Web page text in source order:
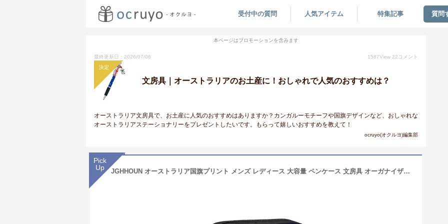
受付中の質問 人気アイテム 特集記事 質問
本ページはプロモーションを含みます
最終更新日：2026/07/06 1587View 22 コメント
決定
文房具｜オーストラリアのお土産に！おしゃれで人気のおすすめは？
オーストラリア文房具で、お土産に人気のおすすめはありますか？カンガルーモチーフや国旗デザインなど、おしゃれな
オーストラリアステーショナリーをプレゼントしたいです。もらって嬉しいおすすめを教えて！
ocruyo(オクルヨ)編集部
Pick
Up
JGHHOUN オーストラリア国旗プリント メンズ レディース 大容量 ペンケース 文房具 オーガナイザー ポーチ オフィス 在宅勤務